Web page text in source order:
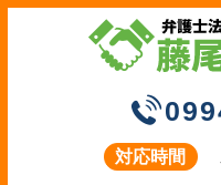
対応時間